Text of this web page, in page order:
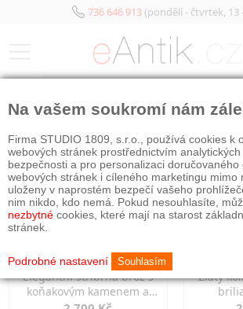
736 646 913(pondělí - čtvrtek, 13
Elegantní stříbrná brož s
koňakovým kamenem a
Zlatý
Na vašem soukromí nám
Firma STUDIO 1809, s.r.o., používá cookies k
webových stránek prostřednictvím
bezpečnosti a pro personalizaci doručovaného
webových stránek i cíleného marketingu mimo
uloženy v naprostém bezpečí vašeho
nim nikdo, kdo nemá. Pokud nesouhlasíte,
nezbytné cookies, které mají na starost
stránek.
Podrobné nastavení Souhlasím